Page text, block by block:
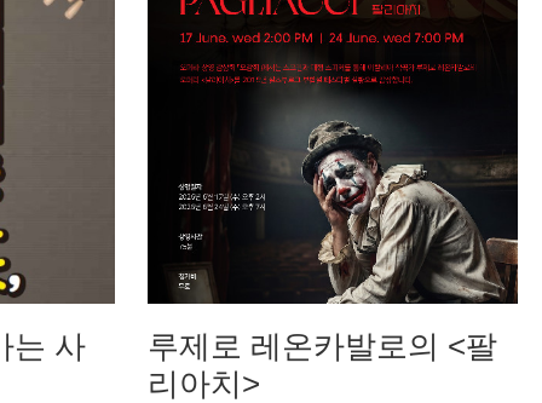
는 사
루제로 레온카발로의 <팔
리아치>